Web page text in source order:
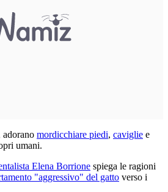
mordicchiare piedi, caviglie e
umani.
Elena Borrione spiega le ragioni
"aggressivo" del gatto verso i